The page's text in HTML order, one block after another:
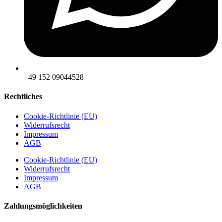
‪+49 152 09044528
Rechtliches
Cookie-Richtlinie (EU)
Widerrufsrecht
Impressum
AGB
Cookie-Richtlinie (EU)
Widerrufsrecht
Impressum
AGB
Zahlungsmöglichkeiten